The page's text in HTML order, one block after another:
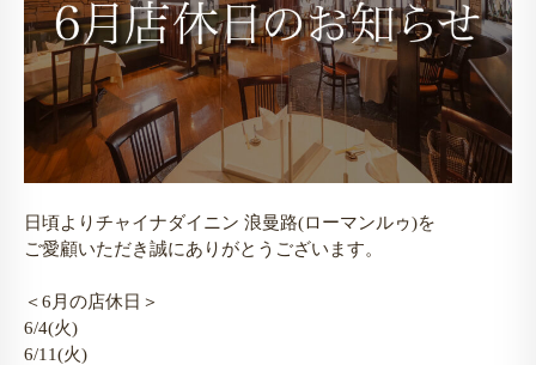
日頃よりチャイナダイニン 浪曼路(ローマンルゥ)を
ご愛顧いただき誠にありがとうございます。
＜6月の店休日＞
6/4(火)
6/11(火)